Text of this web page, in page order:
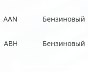
AAN Бензиновый
ABH Бензиновый